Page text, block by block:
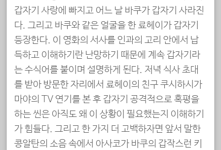
갑자기 사랑에 빠지고 어느 날 바쿠가 갑자기 사라진
다. 그리고 바쿠와 같은 얼굴을 한 료헤이가 갑자기
등장한다. 이 영화의 서사를 인과의 고리 안에서 납
득하고 이해하기란 난망하기 때문에 계속 갑자기라
는 수식어를 붙이며 설명하게 된다. 저녁 식사 초대
를 받아 방문한 자리에서 료헤이의 친구 쿠시하시가
마야의 TV 연기를 본 후 갑자기 공격적으로 혹평을
하는 씬은 아직도 왜 이 상황이 필요했는지 이해하기
가 힘들다. 그리고 한 가지 더 고백하자면 앞서 말한
콩알탄의 소음 속에서 아사코가 바쿠의 갑작스런 키